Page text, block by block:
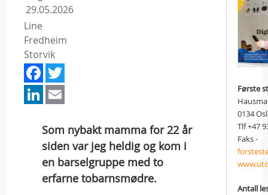
29.05.2026
Line
Fredheim
Storvik
Facebook
LinkedIn
Som nybakt mamma for 22 år
siden var jeg heldig og kom i
en barselgruppe med to
erfarne tobarnsmødre.
Første
0134
Tlf +47
Faks -
Antall